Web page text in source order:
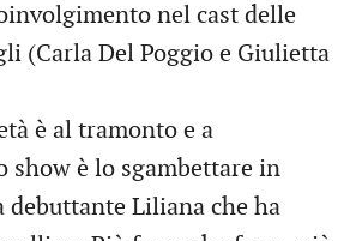
nel cast delle
(Carla Del Poggio e Giulietta
è al tramonto e a
show è lo sgambettare in
debuttante Liliana che ha